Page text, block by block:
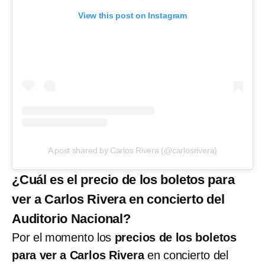
View this post on Instagram
A post shared by Carlos Rivera (@carlosrivera)
¿Cuál es el precio de los boletos para
ver a Carlos Rivera en concierto del
Auditorio Nacional?
Por el momento los precios de los boletos
para ver a Carlos Riveraen concierto del